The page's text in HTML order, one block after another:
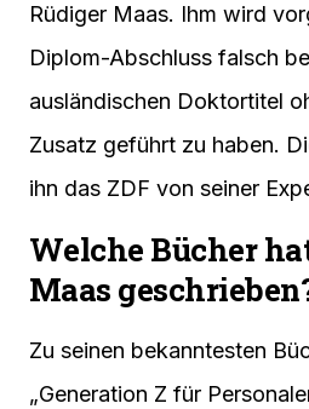
Rüdiger Maas. Ihm wird
Diplom-Abschluss falsch
ausländischen Doktortitel
Zusatz geführt zu haben.
ihn das ZDF von seiner
Welche Bücher
Maas
Zu seinen bekanntesten
„Generation Z für